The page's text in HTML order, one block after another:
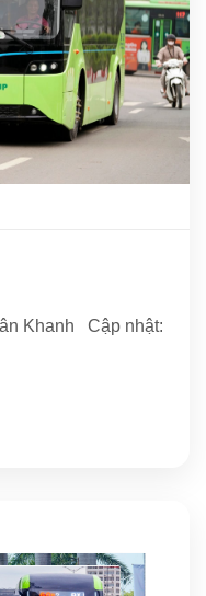
Khanh Cập nhật: